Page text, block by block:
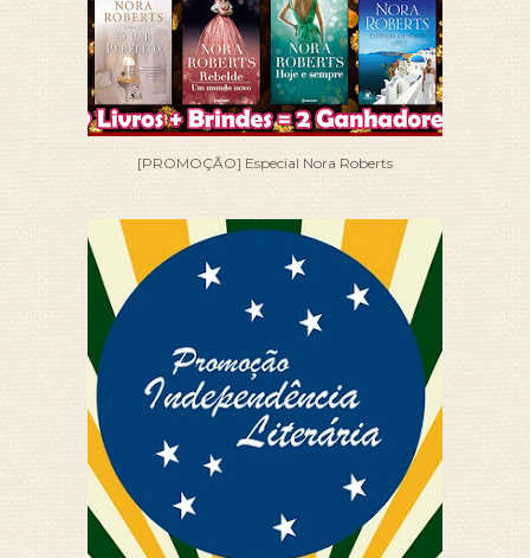
[PROMOÇÃO] Especial Nora Roberts